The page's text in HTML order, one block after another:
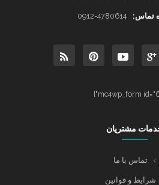
تماس: 0912-4780614
مشتریان
تماس با ما
شرایط و قوانین